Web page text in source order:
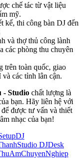
chế tác từ vật liệu
mỹ.
kế, thi công bàn DJ đến
và thợ thủ công lành
các phòng thu chuyên
trên toàn quốc, giao
các tỉnh lân cận.
- Studio chất lượng là
bạn. Hãy liên hệ với
được tư vấn và thiết
nhạc của bạn!
DJDesk